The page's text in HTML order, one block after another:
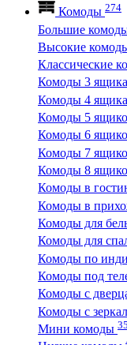
Комоды 274
Большие
Высокие
Классические
Комоды 3 ящика
Комоды 4 ящика
Комоды 5
Комоды 6
Комоды 7
Комоды 8
Комоды в
Комоды в
Комоды для
Комоды для
Комоды по
Комоды под
Комоды с
Комоды с
Мини комоды 35